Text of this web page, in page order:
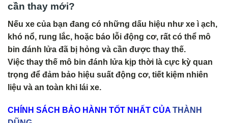
cần thay mới?
Nếu xe của bạn đang có những dấu hiệu như xe ì ạch,
khó nổ, rung lắc, hoặc báo lỗi động cơ, rất có thể mô
bin đánh lửa đã bị hỏng và cần được thay thế.
Việc thay thế mô bin đánh lửa kịp thời là cực kỳ quan
trọng để đảm bảo hiệu suất động cơ, tiết kiệm nhiên
liệu và an toàn khi lái xe.
CHÍNH SÁCH BẢO HÀNH TỐT NHẤT CỦA THÀNH